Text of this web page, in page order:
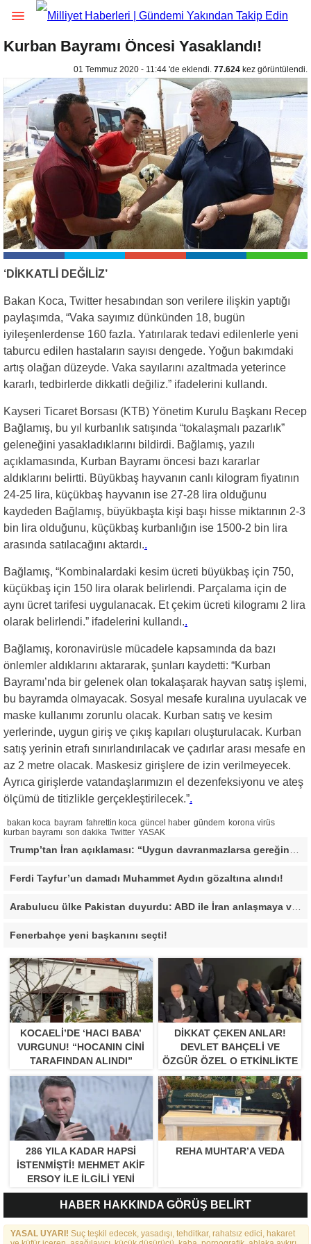
Kurban Bayramı Öncesi Yasaklandı!
01 Temmuz 2020 - 11:44 'de eklendi. 77.624 kez görüntülendi.
‘DİKKATLİ DEĞİLİZ’
Bakan Koca, Twitter hesabından son verilere ilişkin yaptığı
paylaşımda, “Vaka sayımız dünkünden 18, bugün
iyileşenlerdense 160 fazla. Yatırılarak tedavi edilenlerle yeni
taburcu edilen hastaların sayısı dengede. Yoğun bakımdaki
artış olağan düzeyde. Vaka sayılarını azaltmada yeterince
kararlı, tedbirlerde dikkatli değiliz.” ifadelerini kullandı.
Kayseri Ticaret Borsası (KTB) Yönetim Kurulu Başkanı Recep
Bağlamış, bu yıl kurbanlık satışında “tokalaşmalı pazarlık”
geleneğini yasakladıklarını bildirdi. Bağlamış, yazılı
açıklamasında, Kurban Bayramı öncesi bazı kararlar
aldıklarını belirtti. Büyükbaş hayvanın canlı kilogram fiyatının
24-25 lira, küçükbaş hayvanın ise 27-28 lira olduğunu
kaydeden Bağlamış, büyükbaşta kişi başı hisse miktarının 2-3
bin lira olduğunu, küçükbaş kurbanlığın ise 1500-2 bin lira
arasında satılacağını aktardı..
Bağlamış, “Kombinalardaki kesim ücreti büyükbaş için 750,
küçükbaş için 150 lira olarak belirlendi. Parçalama için de
aynı ücret tarifesi uygulanacak. Et çekim ücreti kilogramı 2 lira
olarak belirlendi.” ifadelerini kullandı..
Bağlamış, koronavirüsle mücadele kapsamında da bazı
önlemler aldıklarını aktararak, şunları kaydetti: “Kurban
Bayramı’nda bir gelenek olan tokalaşarak hayvan satış işlemi,
bu bayramda olmayacak. Sosyal mesafe kuralına uyulacak ve
maske kullanımı zorunlu olacak. Kurban satış ve kesim
yerlerinde, uygun giriş ve çıkış kapıları oluşturulacak. Kurban
satış yerinin etrafı sınırlandırılacak ve çadırlar arası mesafe en
az 2 metre olacak. Maskesiz girişlere de izin verilmeyecek.
Ayrıca girişlerde vatandaşlarımızın el dezenfeksiyonu ve ateş
ölçümü de titizlikle gerçekleştirilecek.”.
bakan koca bayram fahrettin koca güncel haber gündem korona virüs
kurban bayramı son dakika Twitter YASAK
Ferdi Tayfur’un damadı Muhammet Aydın gözaltına alındı!
Arabulucu ülke Pakistan duyurdu: ABD ile İran anlaşmaya vardı
Fenerbahçe yeni başkanını seçti!
KOCAELI’DE ‘HACI BABA’
VURGUNU! “HOCANIN CINI
TARAFINDAN ALINDI”
DIKKAT ÇEKEN ANLAR!
DEVLET BAHÇELI VE
ÖZGÜR ÖZEL O ETKINLIKTE
BIR ARAYA GELDILER
286 YILA KADAR HAPSI
ISTENMIŞTI! MEHMET AKIF
ERSOY ILE ILGILI YENI
GELIŞME
REHA MUHTAR’A VEDA
HABER HAKKINDA GÖRÜŞ BELİRT
YASAL UYARI! Suç teşkil edecek, yasadışı, tehditkar, rahatsız edici, hakaret